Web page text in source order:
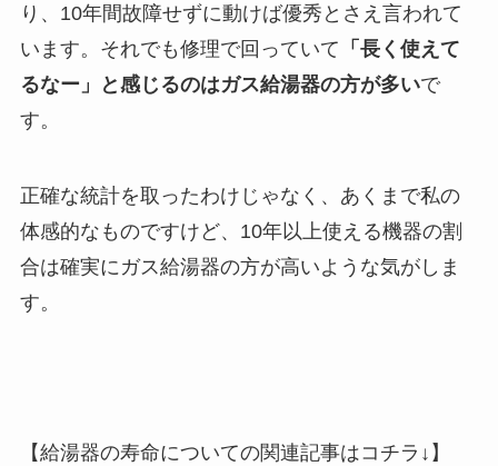
り、10年間故障せずに動けば優秀とさえ言われて
います。それでも修理で回っていて 「長く使えて
るなー」と感じるのはガス給湯器の方が多いで
す。
正確な統計を取ったわけじゃなく、あくまで私の
体感的なものですけど、10年以上使える機器の割
合は確実にガス給湯器の方が高いような気がしま
す。
【給湯器の寿命についての関連記事はコチラ↓】